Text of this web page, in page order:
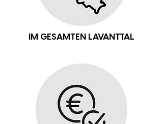
IM GESAMTEN LAVANTTAL